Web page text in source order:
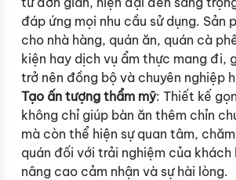
đáp ứng mọi nhu cầu sử dụng. Sản
cho nhà hàng, quán ăn, quán cà
kiện hay dịch vụ ẩm thực mang đi,
trở nên đồng bộ và chuyên nghiệp
Tạo ấn tượng thẩm mỹ: Thiết kế
không chỉ giúp bàn ăn thêm chỉn
mà còn thể hiện sự quan tâm,
quán đối với trải nghiệm của khách
nâng cao cảm nhận và sự hài lòng.